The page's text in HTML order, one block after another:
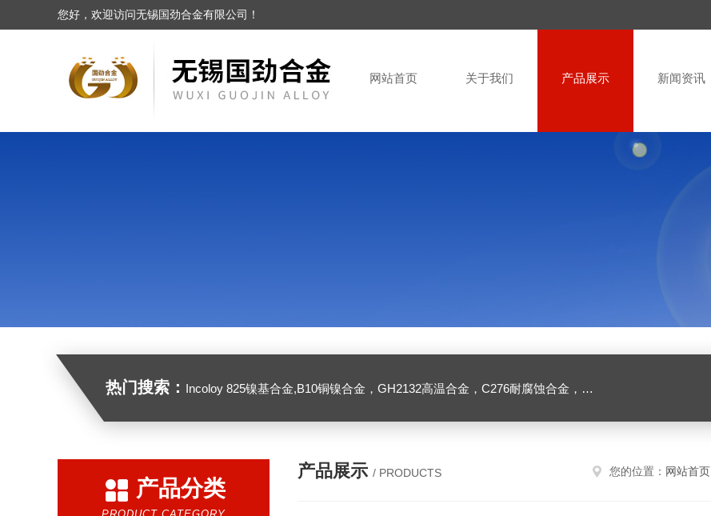
您好，欢迎访问无锡国劲合金有限公司！
网站首页 关于我们 产品展示 新闻资讯
热门搜索： Incoloy 825镍基合金,B10铜镍合金，GH2132高温合金，C276耐腐蚀合金，1J50精密合金，Inconel600镍基合金
产品分类
产品展示 / PRODUCTS 您的位置： 网站首页